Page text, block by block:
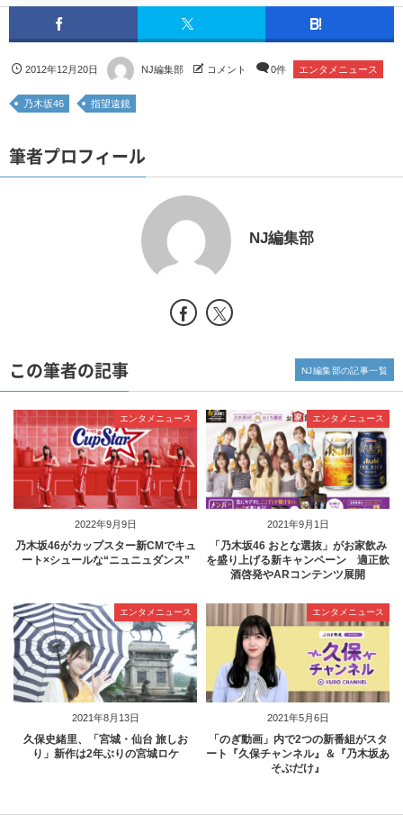
2012年12月20日 NJ編集部 コメント 0件 エンタメニュース
乃木坂46 指望遠鏡
筆者プロフィール
NJ編集部
この筆者の記事
2022年9月9日
エンタメニュース
乃木坂46がカップスター新CMでキュ
ート×シュールな“ニュニュダンス”
2021年9月1日
エンタメニュース
「乃木坂46 おとな選抜」がお家飲み
を盛り上げる新キャンペーン 適正飲
酒啓発やARコンテンツ展開
2021年8月13日
エンタメニュース
久保史緒里、「宮城・仙台 旅しお
り」新作は2年ぶりの宮城ロケ
2021年5月6日
エンタメニュース
「のぎ動画」内で2つの新番組がスタ
ート『久保チャンネル』＆『乃木坂あ
そぶだけ』
NJ編集部の記事一覧